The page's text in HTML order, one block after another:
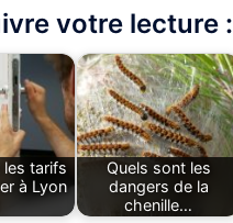
votre lecture :
les tarifs
à Lyon
Quels sont les
dangers de la
chenille…